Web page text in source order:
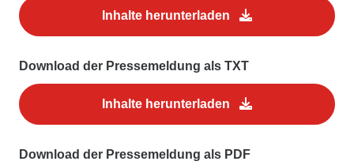
Inhalte herunterladen
Download der Pressemeldung als TXT
Inhalte herunterladen
Download der Pressemeldung als PDF